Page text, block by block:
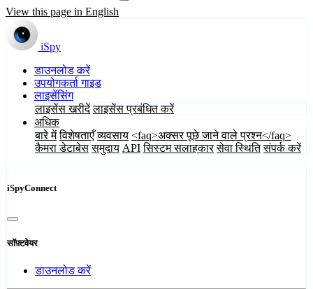
View this page in English
iSpy
डाउनलोड करें
उपयोगकर्ता गाइड
लाइसेंसिंग
लाइसेंस खरीदें लाइसेंस प्रबंधित करें
अधिक
बारे में विशेषताएँ व्यवसाय <faq>अक्सर पूछे जाने वाले प्रश्न</faq>
कैमरा डेटाबेस समुदाय API सिस्टम सलाहकार सेवा स्थिति संपर्क करें
iSpyConnect
सॉफ़्टवेयर
डाउनलोड करें